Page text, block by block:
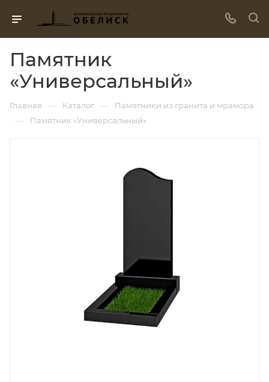
Памятник
«Универсальный»
Главная — Каталог — Памятники из гранита и мрамора
— Памятник «Универсальный»